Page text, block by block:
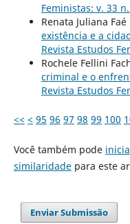
Feministas: v. 33
Renata Juliana
existência e a
Revista Estudos
Rochele Fellini
criminal e o
Revista Estudos
<< < 95 96 97 98 99 100
Você também pode
similaridadepara este
Enviar Submissão